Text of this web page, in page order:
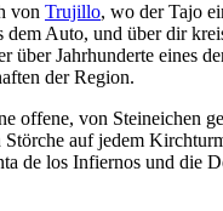
von Trujillo, wo der Tajo
dem Auto, und über dir
Jahrhunderte eines
der Region.
offene, von Steineichen
auf jedem
de los Infiernos und die